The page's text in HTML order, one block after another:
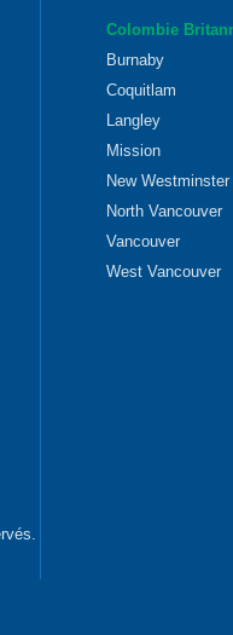
Colombie
Burnaby
Coquitlam
Langley
Mission
New Westminster
North Vancouver
Vancouver
West Vancouver